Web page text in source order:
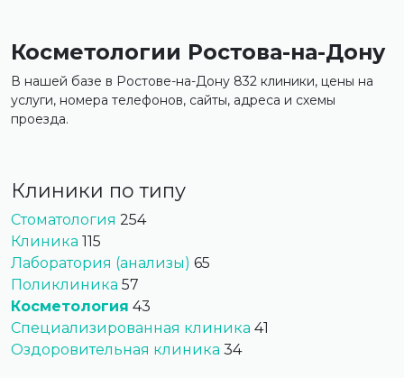
Косметологии Ростова-на-Дону
В нашей базе в Ростове-на-Дону 832 клиники, цены на
услуги, номера телефонов, сайты, адреса и схемы
проезда.
Клиники по типу
Стоматология 254
Клиника 115
Лаборатория (анализы) 65
Поликлиника 57
Косметология 43
Специализированная клиника 41
Оздоровительная клиника 34